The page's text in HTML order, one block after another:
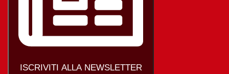
ISCRIVITI ALLA NEWSLETTER